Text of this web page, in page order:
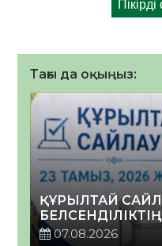
Тағы да оқыңыз:
ҚҰРЫЛТАЙ
БЕЛСЕНДІЛІКТІҢ
07.08.2026